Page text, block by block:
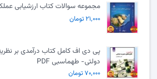
مجموعه سوالات کتاب ارزشیابی
۲۱,۰۰۰ تومان
پی دی اف کامل کتاب درآمدی بر
دولتی- طهماسبی PDF
۷۰,۰۰۰ تومان